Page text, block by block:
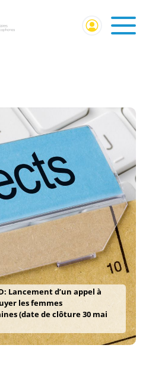
Lancement d’un appel à
les femmes
(date de clôture 30 mai